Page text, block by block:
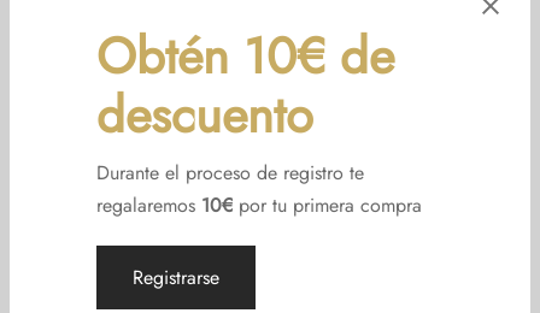
Obtén 10€ de
descuento
Durante el proceso de registro te
regalaremos 10€ por tu primera compra
Registrarse
409,00€
hasta
465,00€
519,00€
Sillón lactancia Kiss
409,00€Rango